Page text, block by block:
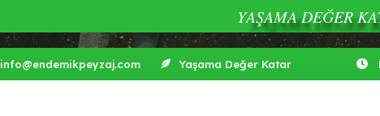
YAŞAMA DEĞER
info@endemikpeyzaj.com Yaşama Değer Katar